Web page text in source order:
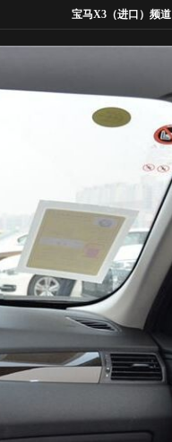
宝马X3（进口）频道